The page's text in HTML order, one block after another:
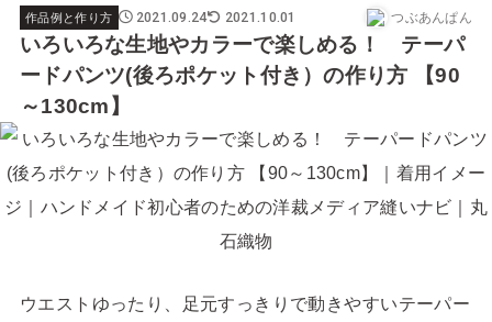
作品例と作り方 2021.09.24 2021.10.01 つぶあんぱん
いろいろな生地やカラーで楽しめる！ テーパ
ードパンツ(後ろポケット付き）の作り方 【90
～130cm】
ウエストゆったり、足元すっきりで動きやすいテーパー